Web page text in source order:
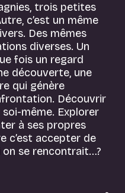
trois petites
c’est un même
Des mêmes
diverses. Un
fois un regard
découverte, une
qui génère
Découvrir
soi-même. Explorer
à ses propres
c’est accepter de
on se rencontrait…?